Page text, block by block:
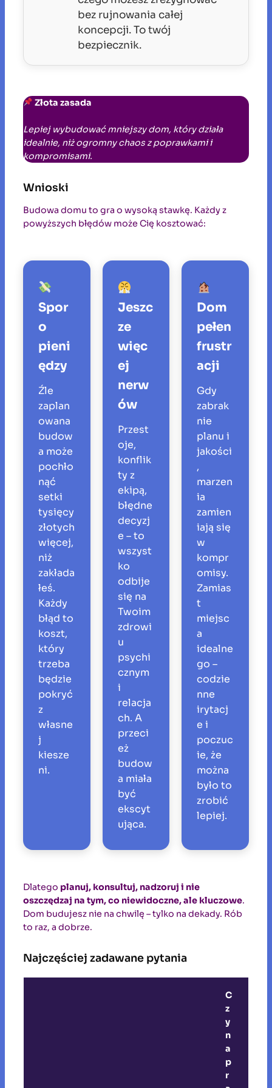
bez rujnowania całej
koncepcji. To twój
bezpiecznik.
Złota zasada
Lepiej wybudować mniejszy dom, który działa
idealnie, niż ogromny chaos z poprawkami i
kompromisami.
Wnioski
Budowa domu to gra o wysoką stawkę. Każdy z
powyższych błędów może Cię kosztować:
Spor
o
pieni
ędzy
Źle
zaplan
owana
budow
a może
pochło
nąć
setki
tysięcy
złotych
więcej,
niż
zakłada
łeś.
Każdy
błąd to
koszt,
który
trzeba
będzie
pokryć
z
własne
j
kiesze
ni.
Jeszc
ze
więc
ej
nerw
ów
Przest
oje,
konflik
ty z
ekipą,
błędne
decyzj
e – to
wszyst
ko
odbije
się na
Twoim
zdrowi
u
psychi
cznym
i
relacja
ch. A
przeci
eż
budow
a miała
być
ekscyt
ująca.
Dom
pełen
frustr
acji
Gdy
zabrak
nie
planu i
jakości
,
marzen
ia
zamien
iają się
w
kompr
omisy.
Zamias
t
miejsc
a
idealne
go –
codzie
nne
irytacj
e i
poczuc
ie, że
można
było to
zrobić
lepiej.
Dlatego planuj, konsultuj, nadzoruj i nie
oszczędzaj na tym, co niewidoczne, ale kluczowe.
Dom budujesz nie na chwilę – tylko na dekady. Rób
to raz, a dobrze.
Najczęściej zadawane pytania
C
z
y
n
a
p
r